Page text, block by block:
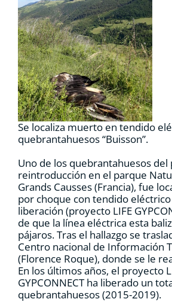
RECURSOS
NOTICIAS
CONTACTO
CARRITO
Se localiza muerto en tendido
quebrantahuesos “Buisson”.
Uno de los quebrantahuesos
reintroducción en el parque
Grands Causses (Francia), fue
por choque con tendido
liberación (proyecto LIFE
de que la línea eléctrica esta
pájaros. Tras el hallazgo se
Centro nacional de Información
(Florence Roque), donde se le
En los últimos años, el proyecto
GYPCONNECT ha liberado un
quebrantahuesos (2015-2019).